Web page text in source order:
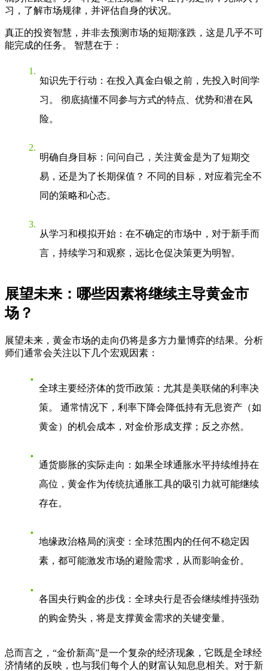
习，了解市场规律，并评估自身的状况。
真正的投资智慧，并非去预测市场的短期涨跌，这是几乎不可
能完成的任务。 智慧在于：
知识先于行动 ：在投入真金白银之前，先投入时间学
习。 彻底搞懂不同参与方式的特点、优势和潜在风
险。
明确自身目标 ：问问自己，关注黄金是为了短期交
易，还是为了长期保值？ 不同的目标，对应着完全不
同的策略和心态。
从学习和模拟开始 ：在不确定的市场中，对于新手而
言，持续学习和观察，远比仓促决策更为明智。
展望未来：哪些因素将继续主导黄金市
场？
展望未来，黄金市场的走向仍将是多方力量博弈的结果。分析
师们通常会关注以下几个宏观因素：
全球主要经济体的货币政策 ：尤其是美联储的利率决
策。 通常情况下，利率下降会降低持有无息资产（如
黄金）的机会成本，对金价形成支撑；反之亦然。
通货膨胀的实际走向 ：如果全球通胀水平持续维持在
高位，黄金作为传统抗通胀工具的吸引力就可能继续
存在。
地缘政治格局的演变 ：全球范围内的任何不稳定因
素，都可能激发市场的避险需求，从而影响金价。
各国央行购金的步伐 ：全球央行是否会继续维持强劲
的购金势头，将是支撑黄金需求的关键变量。
总而言之，“金价新高”是一个复杂的经济现象，它既是全球经
济情绪的反映，也与我们每个人的财富认知息息相关。对于新